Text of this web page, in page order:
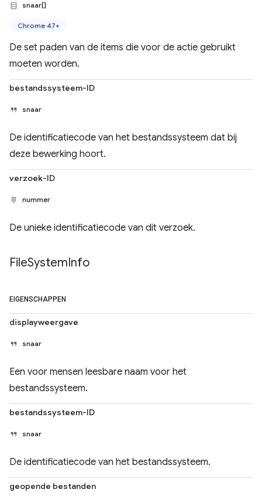
snaar[]
Chrome 47+
De set paden van de items die voor de actie gebruikt
moeten worden.
bestandssysteem-ID
snaar
De identificatiecode van het bestandssysteem dat bij
deze bewerking hoort.
verzoek-ID
nummer
De unieke identificatiecode van dit verzoek.
FileSystemInfo
EIGENSCHAPPEN
displayweergave
snaar
Een voor mensen leesbare naam voor het
bestandssysteem.
bestandssysteem-ID
snaar
De identificatiecode van het bestandssysteem.
geopende bestanden